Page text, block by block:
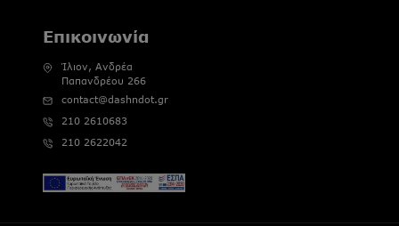
Επικοινωνία
Ίλιον, Ανδρέα
Παπανδρέου 266
contact@dashndot.gr
210 2610683
210 2622042